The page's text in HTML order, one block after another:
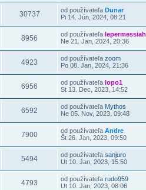
30737 od používateľa Dunar
Pi 14. Jún, 2024, 08:21
8956 od používateľa lepermessiah
Ne 21. Jan, 2024, 20:36
4923 od používateľa zoom
Po 08. Jan, 2024, 21:36
6956 od používateľa lopo1
St 13. Dec, 2023, 14:52
6592 od používateľa Mythos
Ne 05. Nov, 2023, 09:48
7900 od používateľa Andre
Št 26. Jan, 2023, 09:50
5494 od používateľa sanjuro
Ut 10. Jan, 2023, 15:50
4793 od používateľa rudo959
Ut 10. Jan, 2023, 08:06